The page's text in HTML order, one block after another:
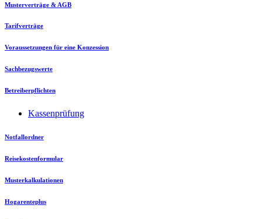
Musterverträge & AGB
Tarifverträge
Voraussetzungen für eine Konzession
Sachbezugswerte
Betreiberpflichten
Kassenprüfung
Notfallordner
Reisekostenformular
Musterkalkulationen
Hogarenteplus